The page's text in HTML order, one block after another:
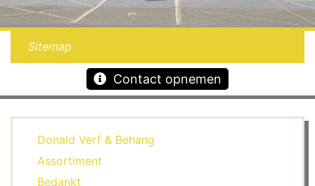
Sitemap
Contact opnemen
Donald Verf & Behang
Assortiment
Bedankt